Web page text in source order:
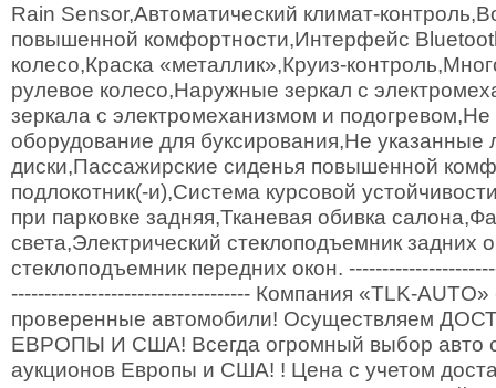
Rain Sensor,Автоматический климат-
повышенной комфортности,Интерфейс
колесо,Краска «металлик»,Круиз-
рулевое колесо,Наружные зеркал с
зеркала с электромеханизмом и подогревом,Не
оборудование для буксирования,Не указанные
диски,Пассажирские сиденья повышенной
подлокотник(-и),Система курсовой
при парковке задняя,Тканевая обивка
света,Электрический стеклоподъемник задних
стеклоподъемник передних окон.
------------------------------------ Компания «TLK-
проверенные автомобили! Осуществляем
ЕВРОПЫ И США! Всегда огромный выбор авто
аукционов Европы и США! ! Цена с учетом